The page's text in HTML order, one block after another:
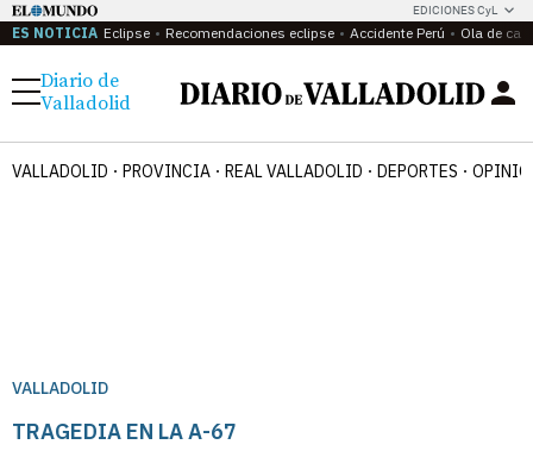
EDICIONES CyL
ES NOTICIA Eclipse Recomendaciones eclipse Accidente Perú Ola de
Menú
Diario de
Valladolid
VALLADOLID PROVINCIA REAL VALLADOLID DEPORTES
VALLADOLID
TRAGEDIA EN LA A-67